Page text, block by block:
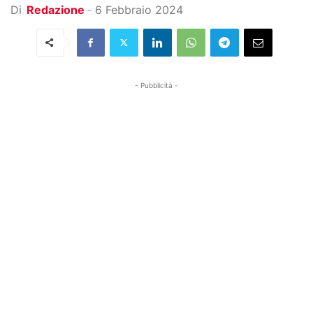
Di Redazione - 6 Febbraio 2024
- Pubblicità -